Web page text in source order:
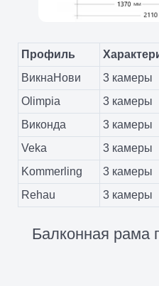
Профиль
ВикнаНови
3 камеры
Olimpia
3 камеры
Виконда
3 камеры
Veka
3 камеры
Kommerling
3 камеры
Rehau
3 камеры
Балконная рама